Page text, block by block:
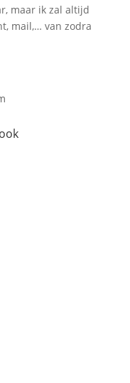
maar ik zal altijd
mail,… van zodra